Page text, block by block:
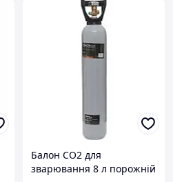
Балон CO2 для
зварювання 8 л порожній